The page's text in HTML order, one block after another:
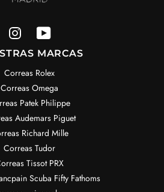
MARCAS
Correas Rolex
Correas Omega
Patek Philippe
Audemars Piguet
Richard Mille
Correas Tudor
Tissot PRX
Scuba Fifty Fathoms